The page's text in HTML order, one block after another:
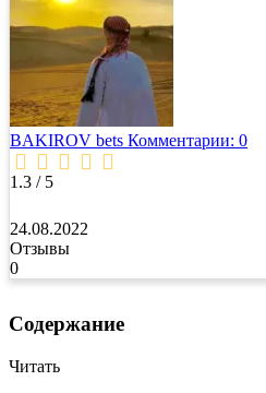
BAKIROV bets Комментарии: 0
1.3 / 5
24.08.2022
Отзывы
0
Содержание
Читать